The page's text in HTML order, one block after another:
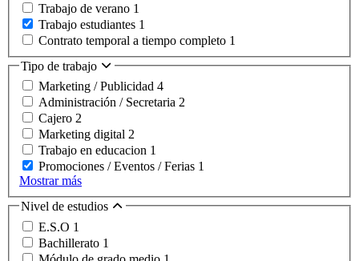
Trabajo de verano 1
Trabajo estudiantes 1
Contrato temporal a tiempo completo 1
Tipo de trabajo
Marketing / Publicidad 4
Administración / Secretaria 2
Cajero 2
Marketing digital 2
Trabajo en educacion 1
Promociones / Eventos / Ferias 1
Mostrar más
Nivel de estudios
E.S.O 1
Bachillerato 1